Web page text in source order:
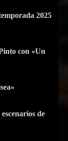
2025
con «Un
de